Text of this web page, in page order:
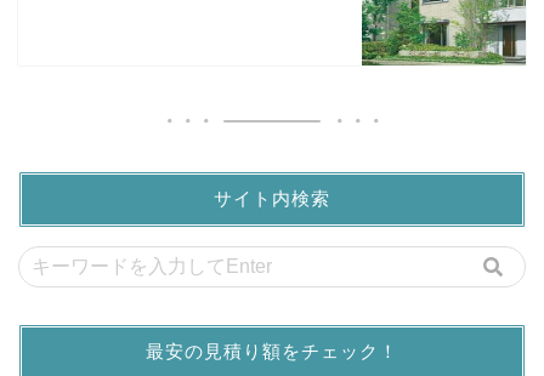
サイト内検索
最安の見積り額をチェック！